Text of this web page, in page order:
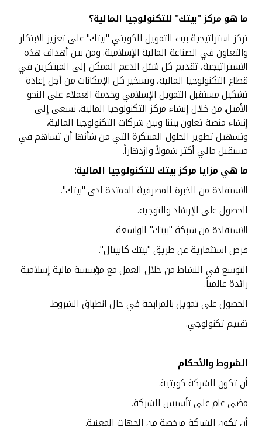
اتصل بنا
مواقع الفروع المصرفية للشركات
ألمانيا
تركيا
ماليزيا
مصر
المملكة المتحدة
مملكة البحرين
ما هو مركز "بيتك" للتكنولوجيا المالية؟
تركز استراتيجية بيت التمويل الكويتي "بيتك" على تعزيز الابتكار
والتعاون في الصناعة المالية الإسلامية. ومن بين أهداف هذه
الاستراتيجية، تقديم كل سُبُل الدعم الممكن إلى المبتكرين في
قطاع التكنولوجيا المالية، وتسخير كل الإمكانات من أجل إعادة
تشكيل مستقبل التمويل الإسلامي وخدمة العملاء على النحو
الأمثل. من خلال إنشاء مركز التكنولوجيا المالية، نسعى إلى
إنشاء منصة تعاون بيننا وبين شركات التكنولوجيا المالية،
وتسهيل تطوير الحلول المبتكرة التي من شأنها أن تساهم في
مستقبل مالي أكثر شمولاً وازدهاراً.
ما هي مزايا مركز بيتك للتكنولوجيا المالية:
الاستفادة من الخبرة المصرفية الممتدة لدى "بيتك".
الحصول على الإرشاد والتوجيه.
الاستفادة من شبكة "بيتك" الواسعة.
فرص استثمارية عن طريق "بيتك كابيتال".
التوسع في النشاط من خلال العمل مع مؤسسة مالية إسلامية
رائدة عالمياً.
الحصول على تمويل بالمرابحة في حال انطباق الشروط.
تقييم تكنولوجي.
الشروط والأحكام
أن تكون الشركة كويتية.
مضى عام على تأسيس الشركة.